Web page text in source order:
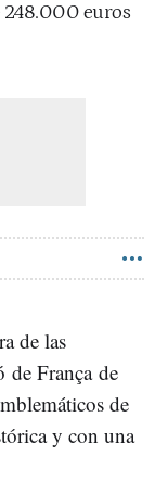
248.000 euros
de las
de França de
de
y con una